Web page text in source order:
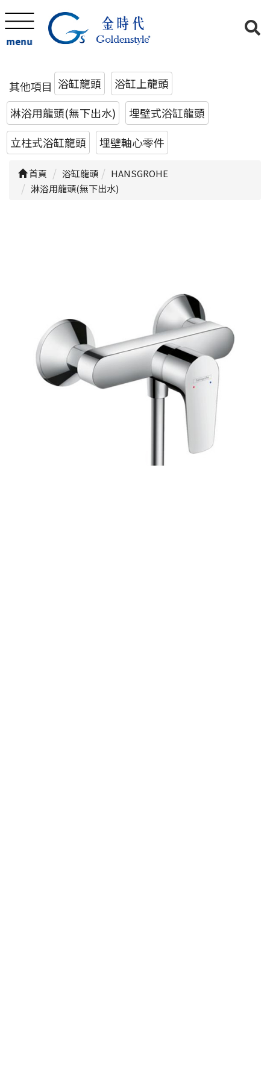
menu
其他項目 浴缸龍頭
浴缸上龍頭
淋浴用龍頭(無下出水)
埋壁式浴缸龍頭
立柱式浴缸龍頭
埋壁軸心零件
首頁 浴缸龍頭
HANSGROHE
淋浴用龍頭(無下出水)